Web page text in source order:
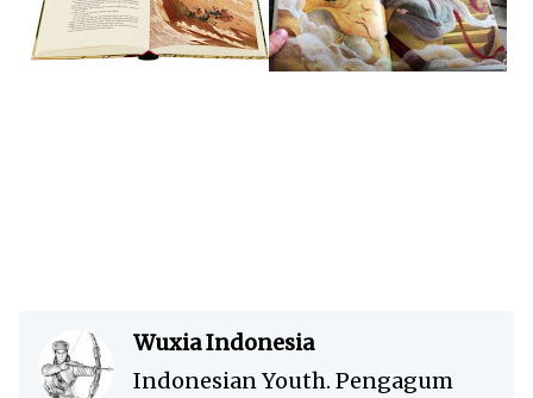
Wuxia Indonesia
Indonesian Youth. Pengagum